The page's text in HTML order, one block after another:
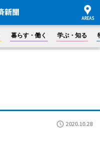
暮らす・働く 学ぶ・知る
2020.10.28